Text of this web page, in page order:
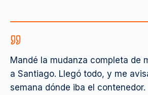
Mandé la mudanza completa de
a Santiago. Llegó todo, y me
semana dónde iba el contenedor.